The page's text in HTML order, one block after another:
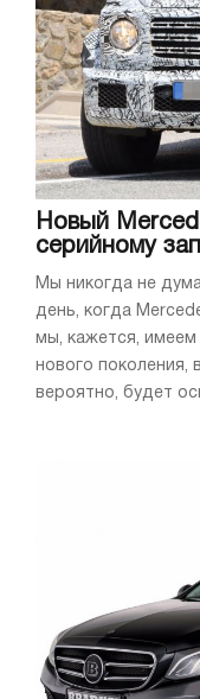
Новый
серийному
Мы никогда не
день, когда
мы, кажется,
нового поколения,
вероятно, будет